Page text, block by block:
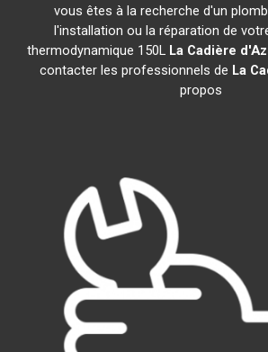
vous êtes à la recherche d'un
l'installation ou la réparation de
thermodynamique 150L La Cadière
contacter les professionnels de La
propos